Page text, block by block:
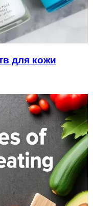
для кожи